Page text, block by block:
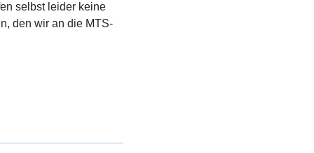
selbst leider keine
den wir an die MTS-